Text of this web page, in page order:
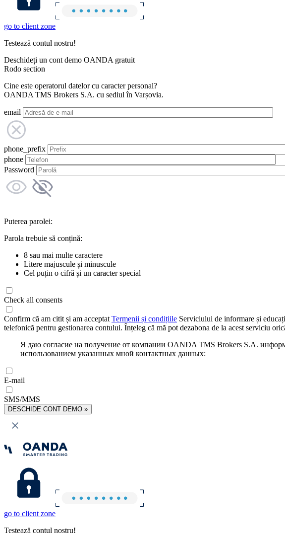
go to client zone
Testează contul nostru!
Deschideți un cont demo OANDA gratuit
Rodo section
Cine este operatorul datelor cu caracter personal?
OANDA TMS Brokers S.A. cu sediul în Varșovia.
email
phone_prefix
phone
Password
Puterea parolei:
Parola trebuie să conțină:
8 sau mai multe caractere
Litere majuscule și minuscule
Cel puțin o cifră și un caracter special
Check all consents
Confirm că am citit și am acceptat Termenii și condițiile Serviciului de informare și
telefonică pentru gestionarea contului. Înțeleg că mă pot dezabona de la acest serviciu
Я даю согласие на получение от компании OANDA TMS Brokers S.A.
использованием указанных мной контактных данных:
E-mail
SMS/MMS
DESCHIDE CONT DEMO »
go to client zone
Testează contul nostru!